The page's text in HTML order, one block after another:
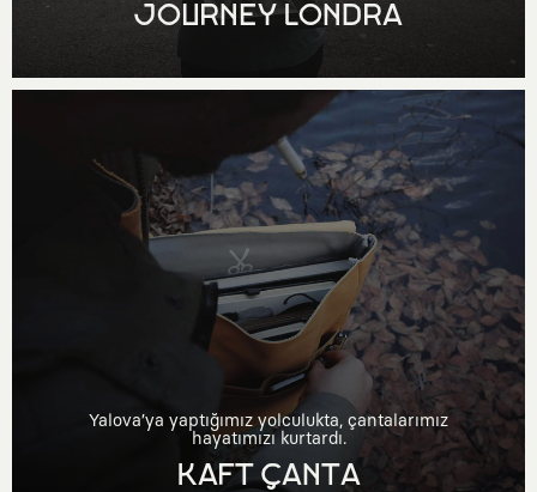
JOURNEY LONDRA
Yalova’ya yaptığımız yolculukta, çantalarımız
hayatımızı kurtardı.
KAFT ÇANTA